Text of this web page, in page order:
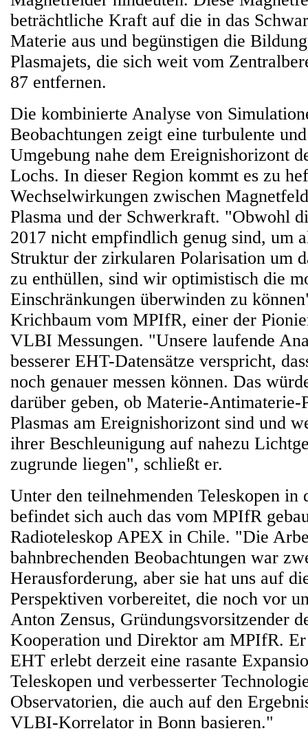
beträchtliche Kraft auf die in das
Materie aus und begünstigen die
Plasmajets, die sich weit vom
87 entfernen.
Die kombinierte Analyse von
Beobachtungen zeigt eine turbulente
Umgebung nahe dem Ereignishorizont
Lochs. In dieser Region kommt es zu
Wechselwirkungen zwischen
Plasma und der Schwerkraft. "Obwohl
2017 nicht empfindlich genug sind, um
Struktur der zirkularen Polarisation um
zu enthüllen, sind wir optimistisch die
Einschränkungen überwinden zu
Krichbaum vom MPIfR, einer der
VLBI Messungen. "Unsere laufende
besserer EHT-Datensätze verspricht,
noch genauer messen können. Das
darüber geben, ob Materie-Antimaterie-
Plasmas am Ereignishorizont sind und
ihrer Beschleunigung auf nahezu
zugrunde liegen", schließt er.
Unter den teilnehmenden Teleskopen in
befindet sich auch das vom MPIfR
Radioteleskop APEX in Chile. "Die
bahnbrechenden Beobachtungen war
Herausforderung, aber sie hat uns auf
Perspektiven vorbereitet, die noch vor
Anton Zensus, Gründungsvorsitzender
Kooperation und Direktor am MPIfR.
EHT erlebt derzeit eine rasante
Teleskopen und verbesserter
Observatorien, die auch auf den
VLBI-Korrelator in Bonn basieren."